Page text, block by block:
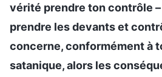
vérité prendre ton contrôle
prendre les devants et
concerne, conformément à
satanique, alors les